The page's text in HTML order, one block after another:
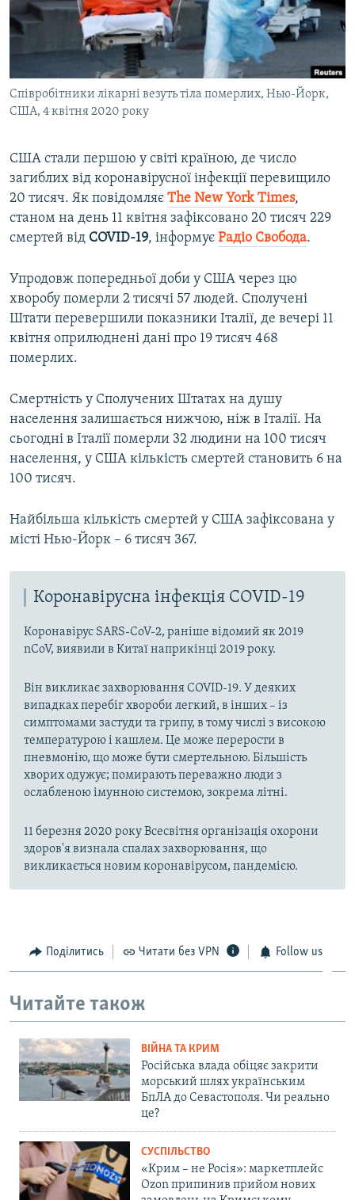
ВІДЕОУРОКИ «ELIFBE»
СВІДЧЕННЯ ОКУПАЦІЇ
УКРАЇНСЬКА ПРОБЛЕМА КРИМУ
ІНФОГРАФІКА
Русский
Qırımtatar
ДОЛУЧАЙСЯ!
Усі сайти RFE/RL
Cпівробітники лікарні везуть тіла померлих, Нью-Йорк,
США, 4 квітня 2020 року
США стали першою у світі країною, де число
загиблих від коронавірусної інфекції перевищило
20 тисяч. Як повідомляє The New York Times,
станом на день 11 квітня зафіксовано 20 тисяч 229
смертей від COVID-19, інформує Радіо Свобода.
Упродовж попередньої доби у США через цю
хворобу померли 2 тисячі 57 людей. Сполучені
Штати перевершили показники Італії, де вечері 11
квітня оприлюднені дані про 19 тисяч 468
померлих.
Смертність у Сполучених Штатах на душу
населення залишається нижчою, ніж в Італії. На
сьогодні в Італії померли 32 людини на 100 тисяч
населення, у США кількість смертей становить 6 на
100 тисяч.
Найбільша кількість смертей у США зафіксована у
місті Нью-Йорк – 6 тисяч 367.
Коронавірусна інфекція COVID-19
Коронавірус SARS-CoV-2, раніше відомий як 2019
nCoV, виявили в Китаї наприкінці 2019 року.
Він викликає захворювання COVID-19. У деяких
випадках перебіг хвороби легкий, в інших – із
симптомами застуди та грипу, в тому числі з високою
температурою і кашлем. Це може перерости в
пневмонію, що може бути смертельною. Більшість
хворих одужує; помирають переважно люди з
ослабленою імунною системою, зокрема літні.
11 березня 2020 року Всесвітня організація охорони
здоров'я визнала спалах захворювання, що
викликається новим коронавірусом, пандемією.
Поділитись Читати без VPN Follow us
Читайте також
ВІЙНА ТА КРИМ
Російська влада обіцяє закрити
морський шлях українським
БпЛА до Севастополя. Чи реально
це?
СУСПІЛЬСТВО
«Крим – не Росія»: маркетплейс
Ozon припинив прийом нових